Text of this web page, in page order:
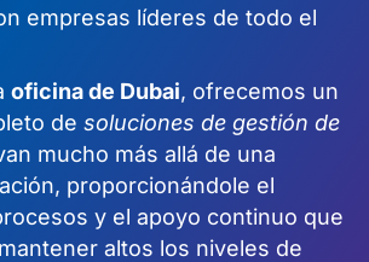
empresas líderes de todo el
oficina de Dubai, ofrecemos un
de soluciones de gestión de
mucho más allá de una
proporcionándole el
y el apoyo continuo que
altos los niveles de